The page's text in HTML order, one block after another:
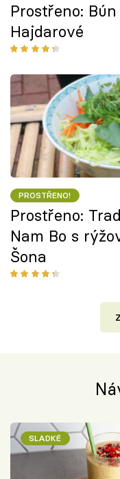
Prostřeno:
Hajdarové
PROSTŘENO!
Prostřeno:
Nam Bo s
Šona
SLADKÉ